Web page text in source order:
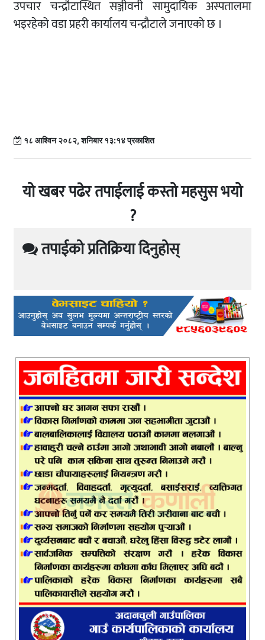
उपचार चन्द्रौटास्थित सञ्जीवनी सामुदायिक अस्पतालमा
भइरहेको वडा प्रहरी कार्यालय चन्द्रौटाले जनाएको छ ।
१८ आश्विन २०८२, शनिबार १३:१४ प्रकाशित
यो खबर पढेर तपाईलाई कस्तो महसुस भयो
?
तपाईको प्रतिक्रिया दिनुहोस्